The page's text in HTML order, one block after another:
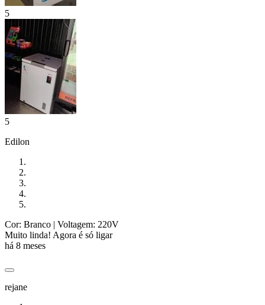
5
5
Edilon
Cor: Branco | Voltagem: 220V
Muito linda! Agora é só ligar
há 8 meses
rejane